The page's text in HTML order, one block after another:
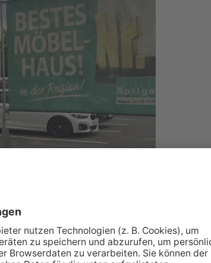
sorgte heute in Obernburg für
die Hauptstraße vor dem